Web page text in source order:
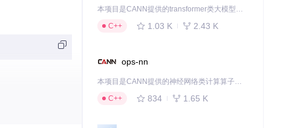
本项目是CANN提供的transformer类大模型算子库，实现网络在NPU上加速计算。
C++
1.03 K 2.43 K
ops-nn
本项目是CANN提供的神经网络类计算算子库，实现网络在NPU上加速计算。
C++
834 1.65 K